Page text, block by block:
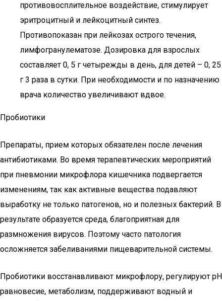
противовосплительное воздействие, стимулирует
эритроцитный и лейкоцитный синтез.
Противопоказан при лейкозах острого течения,
лимфогранулематозе. Дозировка для взрослых
составляет 0, 5 г четырежды в день, для детей – 0, 25
г 3 раза в сутки. При необходимости и по назначению
врача количество увеличивают вдвое.
Пробиотики
Препараты, прием которых обязателен после лечения
антибиотиками. Во время терапевтических мероприятий
при пневмонии микрофлора кишечника подвергается
изменениям, так как активные вещества подавляют
выработку не только патогенов, но и полезных бактерий. В
результате образуется среда, благоприятная для
размножения вирусов. Поэтому часто патология
осложняется забеливаниями пищеварительной системы.
Пробиотики восстанавливают микрофлору, регулируют pH
равновесие, метаболизм, поддерживают водный и